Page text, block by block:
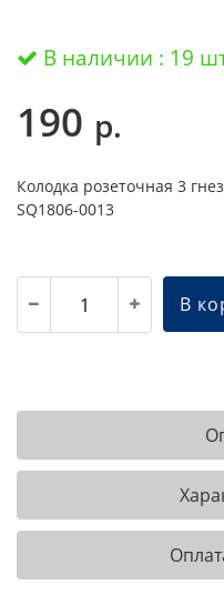
В наличии : 19
190 р.
Колодка розеточная 3
SQ1806-0013
В